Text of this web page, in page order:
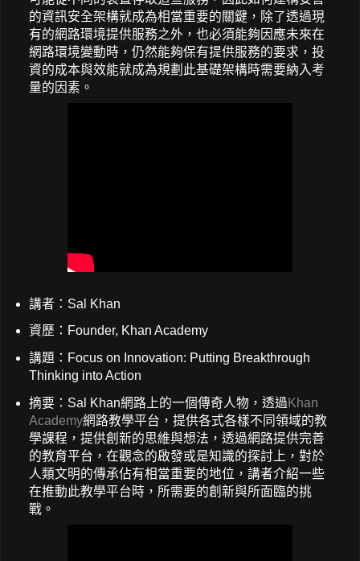
的資訊安全架構就成為相當重要的關鍵，除了透過現
有的網路環境提供服務之外，也必須能夠因應未來在
網路環境變動時，仍然能夠保有提供服務的要求，投
資的成本與效能就成為規劃此基礎架構時需要納入考
量的因素。
講者：Sal Khan
資歷：Founder, Khan Academy
講題：Focus on Innovation: Putting Breakthrough
Thinking into Action
摘要：Sal Khan網路上的一個傳奇人物，透過 Khan
Academy網路教學平台，提供各式各樣不同領域的教
學課程，提供創新的思維與想法，透過網路提供完善
的教育平台，在觀念的啟發或是知識的探討上，對於
人類文明的傳承佔有相當重要的地位，講者介紹一些
在推動此教學平台時，所需要的創新與所面臨的挑
戰。